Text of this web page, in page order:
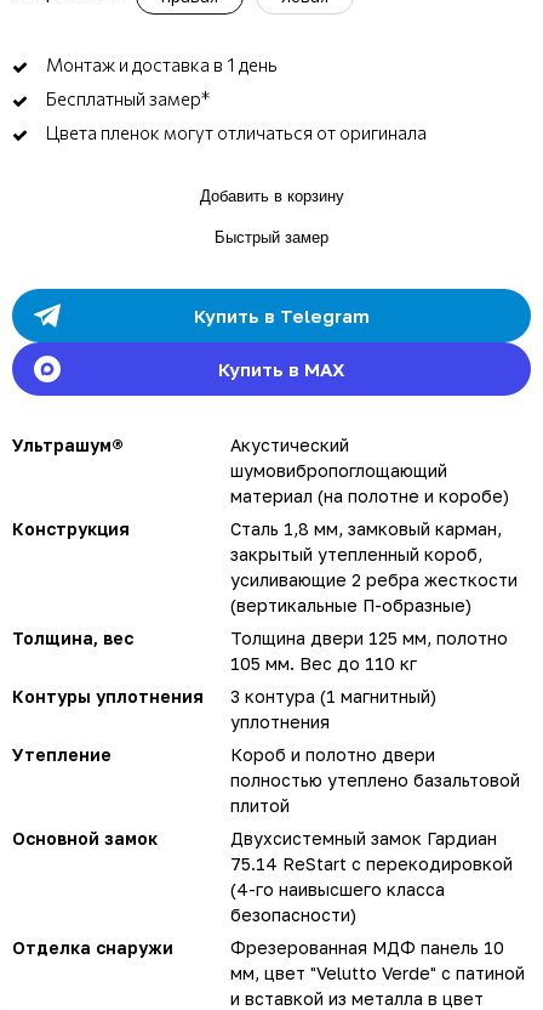
Монтаж и доставка в 1 день
Бесплатный замер*
Цвета пленок могут отличаться от оригинала
Добавить в корзину
Быстрый замер
Купить в Telegram
Купить в MAX
Ультрашум®
Акустический
шумовибропоглощающий
материал (на полотне и коробе)
Конструкция
Сталь 1,8 мм, замковый карман,
закрытый утепленный короб,
усиливающие 2 ребра жесткости
(вертикальные П-образные)
Толщина, вес
Толщина двери 125 мм, полотно
105 мм. Вес до 110 кг
Контуры уплотнения
3 контура (1 магнитный)
уплотнения
Утепление
Короб и полотно двери
полностью утеплено базальтовой
плитой
Основной замок
Двухсистемный замок Гардиан
75.14 ReStart с перекодировкой
(4-го наивысшего класса
безопасности)
Отделка снаружи
Фрезерованная МДФ панель 10
мм, цвет "Velutto Verde" с патиной
и вставкой из металла в цвет